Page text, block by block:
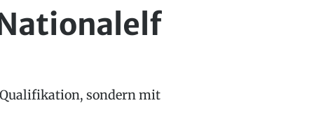
sondern mit